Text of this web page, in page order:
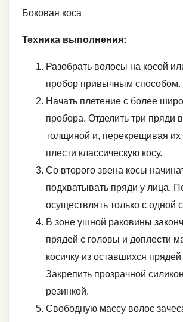
Боковая коса
Техника выполнения:
Разобрать волосы на косой
пробор привычным способом.
Начать плетение с более
пробора. Отделить три пряди
толщиной и, перекрещивая их
плести классическую косу.
Со второго звена косы
подхватывать пряди у лица.
осуществлять только с одной
В зоне ушной раковины
прядей с головы и доплести
косичку из оставшихся
Закрепить прозрачной
резинкой.
Свободную массу волос